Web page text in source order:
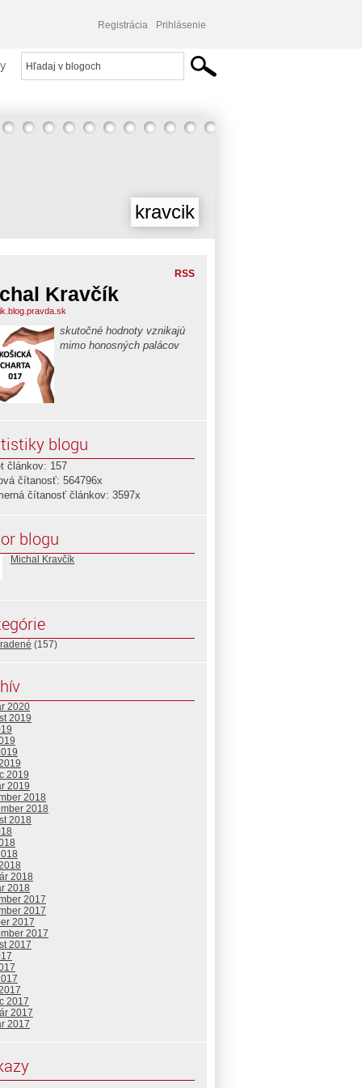
Registrácia Prihlásenie
kravcik
RSS
Kravčík
skutočné hodnoty vznikajú
mimo honosných palácov
blogu
článkov: 157
čítanosť: 564796x
čítanosť článkov: 3597x
blogu
Michal Kravčík
(157)
2020
2019
2019
2019
2018
2018
2018
2018
2018
2017
2017
2017
2017
2017
2017
2017
2017